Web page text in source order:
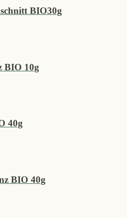
BIO30g
BIO 10g
40g
BIO 40g